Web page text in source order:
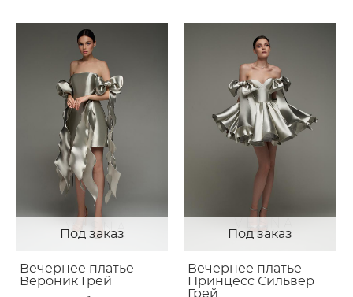
Под заказ
Вечернее платье
Вероник Грей
Под заказ
Вечернее платье
Принцесс Сильвер
Грей